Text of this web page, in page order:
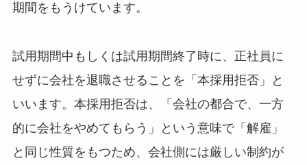
期間をもうけています。
試用期間中もしくは試用期間終了時に、正社員に
せずに会社を退職させることを「本採用拒否」と
いいます。本採用拒否は、「会社の都合で、一方
的に会社をやめてもらう」という意味で「解雇」
と同じ性質をもつため、会社側には厳しい制約が